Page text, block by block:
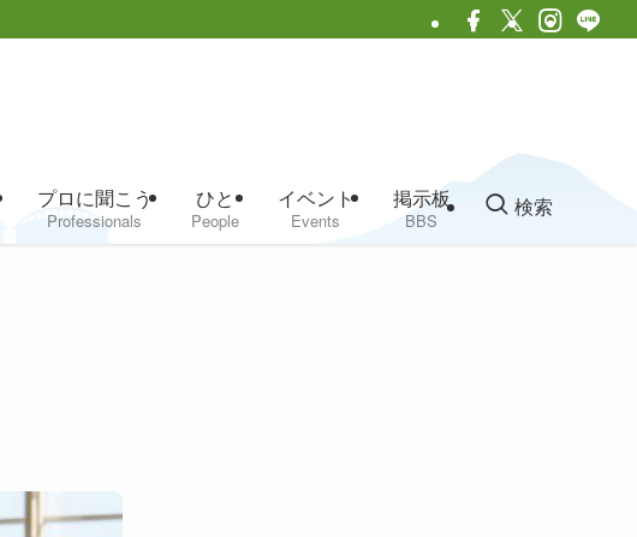
プロに聞こう
Professionals
ひと
People
イベント
Events
掲示板
BBS
検索